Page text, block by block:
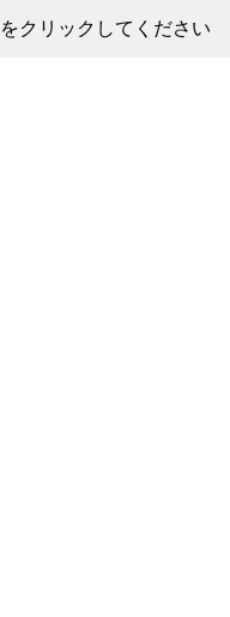
クリックしてください